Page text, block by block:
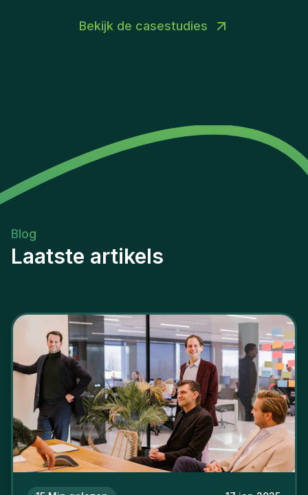
Bekijk de casestudies
Blog
Laatste artikels